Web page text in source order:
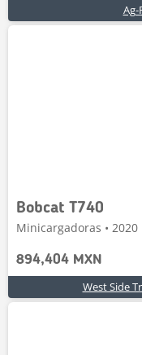
Ag-
Bobcat T740
Minicargadoras •
894,404 MXN
West Side